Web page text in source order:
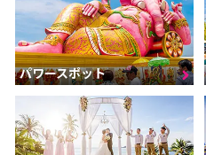
パワースポット